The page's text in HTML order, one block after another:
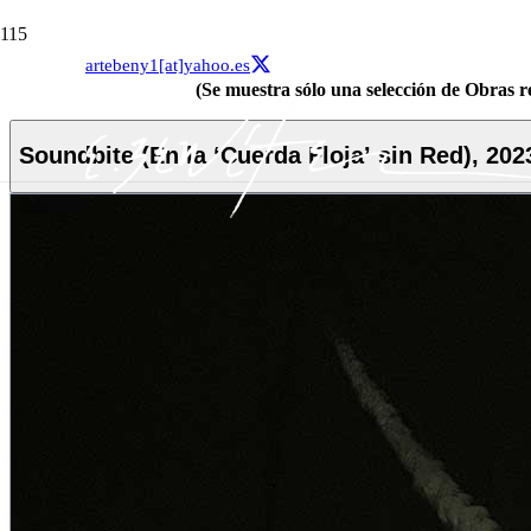
artebeny1[at]yahoo.es
(Se muestra sólo una selección de
Soundbite (En la ‘Cuerda Floja’ sin Red),